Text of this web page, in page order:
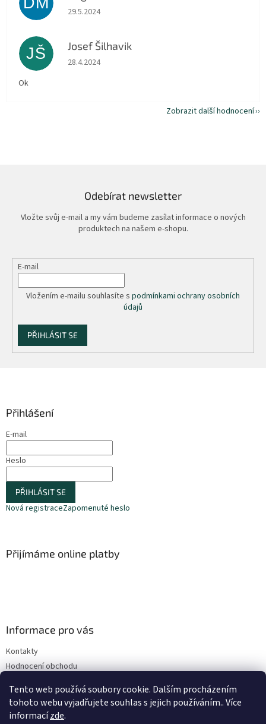
Tento web používá soubory cookie. Dalším procházením
tohoto webu vyjadřujete souhlas s jejich používáním.. Více
informacízde.
Hodnocení obchodu je 5 z 5 hvězdiček.
29.5.2024
JŠ Josef Šilhavik
Hodnocení obchodu je 5 z 5 hvězdiček.
28.4.2024
Ok
Zobrazit další hodnocení
Odebírat newsletter
Vložte svůj e-mail a my vám budeme zasílat informace o nových
produktech na našem e-shopu.
E-mail
Vložením e-mailu souhlasíte s podmínkami ochrany osobních
údajů
PŘIHLÁSIT SE
Přihlášení
E-mail
Heslo
PŘIHLÁSIT SE
Nová registraceZapomenuté heslo
Přijímáme online platby
Informace pro vás
Kontakty
Hodnocení obchodu
Podmínky ochrany osobních údajů